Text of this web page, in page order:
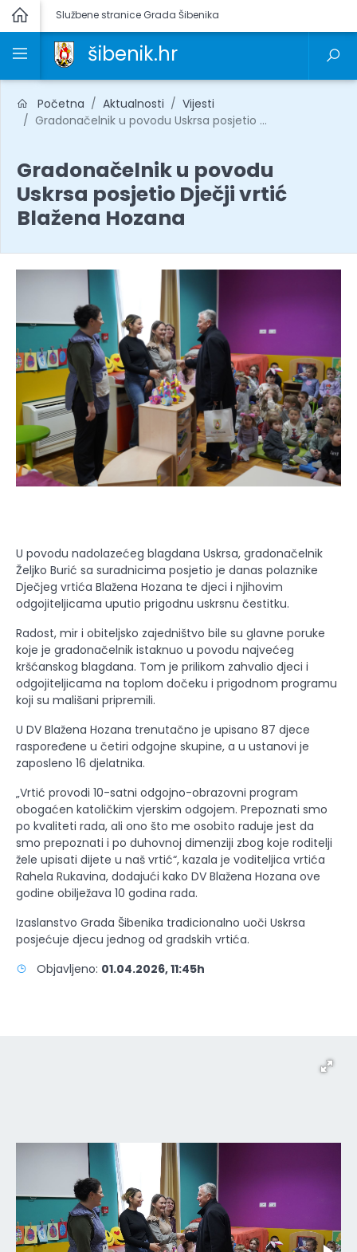
Službene stranice Grada Šibenika
šibenik.hr
Početna Aktualnosti
Vijesti
Gradonačelnik u povodu Uskrsa posjetio ...
Gradonačelnik u povodu
Uskrsa posjetio Dječji vrtić
Blažena Hozana
U povodu nadolazećeg blagdana Uskrsa, gradonačelnik
Željko Burić sa suradnicima posjetio je danas polaznike
Dječjeg vrtića Blažena Hozana te djeci i njihovim
odgojiteljicama uputio prigodnu uskrsnu čestitku.
Radost, mir i obiteljsko zajedništvo bile su glavne poruke
koje je gradonačelnik istaknuo u povodu najvećeg
kršćanskog blagdana. Tom je prilikom zahvalio djeci i
odgojiteljicama na toplom dočeku i prigodnom programu
koji su mališani pripremili.
U DV Blažena Hozana trenutačno je upisano 87 djece
raspoređene u četiri odgojne skupine, a u ustanovi je
zaposleno 16 djelatnika.
„Vrtić provodi 10-satni odgojno-obrazovni program
obogaćen katoličkim vjerskim odgojem. Prepoznati smo
po kvaliteti rada, ali ono što me osobito raduje jest da
smo prepoznati i po duhovnoj dimenziji zbog koje roditelji
žele upisati dijete u naš vrtić“, kazala je voditeljica vrtića
Rahela Rukavina, dodajući kako DV Blažena Hozana ove
godine obilježava 10 godina rada.
Izaslanstvo Grada Šibenika tradicionalno uoči Uskrsa
posjećuje djecu jednog od gradskih vrtića.
Objavljeno: 01.04.2026, 11:45h